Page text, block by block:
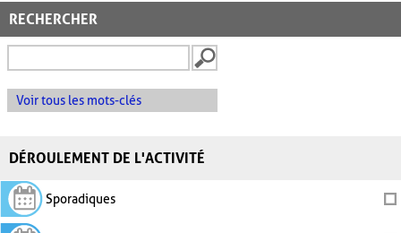
RECHERCHER
Voir tous les mots-clés
DÉROULEMENT DE L'ACTIVITÉ
Sporadiques